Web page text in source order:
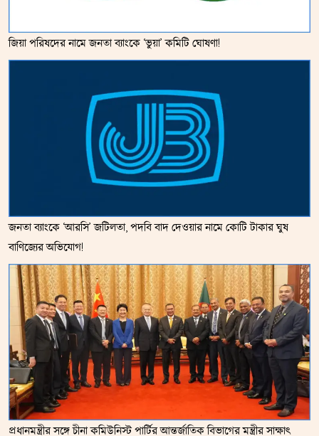
জিয়া পরিষদের নামে জনতা ব্যাংকে ‘ভুয়া’ কমিটি ঘোষণা!
জনতা ব্যাংকে ‘আরসি’ জটিলতা, পদবি বাদ দেওয়ার নামে কোটি টাকার ঘুষ
বাণিজ্যের অভিযোগ!
প্রধানমন্ত্রীর সঙ্গে চীনা কমিউনিস্ট পার্টির আন্তর্জাতিক বিভাগের মন্ত্রীর সাক্ষাৎ